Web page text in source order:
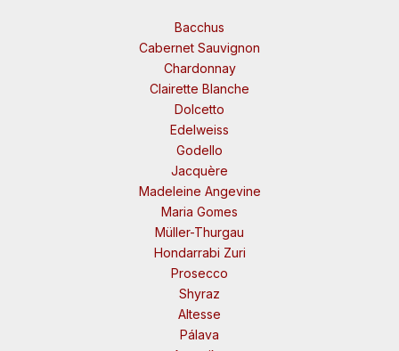
Bacchus
Cabernet Sauvignon
Chardonnay
Clairette Blanche
Dolcetto
Edelweiss
Godello
Jacquère
Madeleine Angevine
Maria Gomes
Müller-Thurgau
Hondarrabi Zuri
Prosecco
Shyraz
Altesse
Pálava